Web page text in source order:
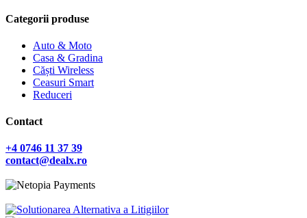
Categorii produse
Auto & Moto
Casa & Gradina
Căști Wireless
Ceasuri Smart
Reduceri
Contact
+4 0746 11 37 39
contact@dealx.ro